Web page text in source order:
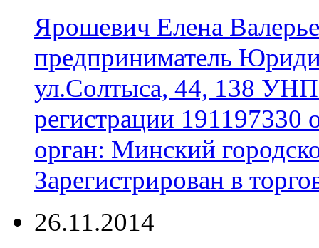
Ярошевич Елена
предприниматель
ул.Солтыса, 44, 138 УНП
регистрации
орган: Минский
Зарегистрирован в
26.11.2014